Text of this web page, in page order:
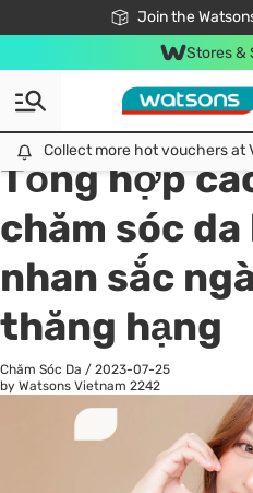
Join the
Free Shipping For
24h Fast
Stores &
Collect more hot vouchers at
All
Chăm Sóc Cá Nhân
Tổng hợp
chăm sóc da
nhan sắc
thăng hạng
Chăm Sóc Da / 2023-07-25
by Watsons Vietnam 2242